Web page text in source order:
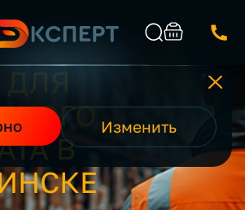
Изменить
проекты
В
Найти